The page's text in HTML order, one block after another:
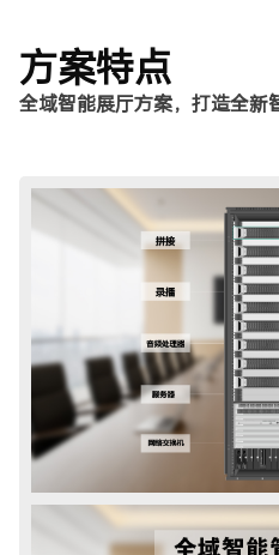
方案特点
全域智能展厅方案，打造全新